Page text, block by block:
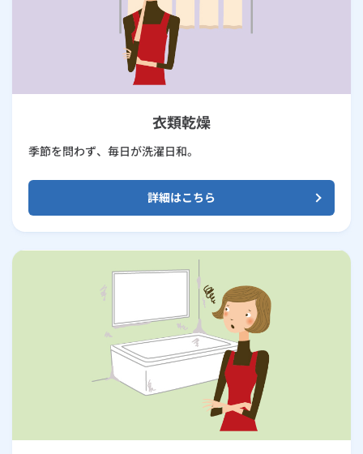
衣類乾燥
季節を問わず、毎日が洗濯日和。
詳細はこちら